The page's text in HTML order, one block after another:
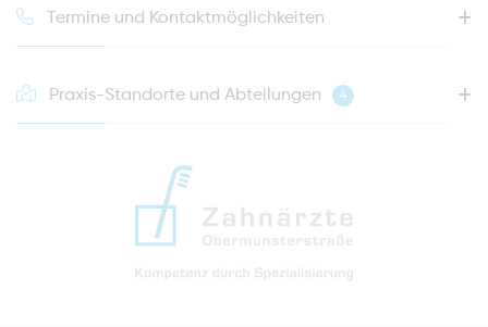
Termine und Kontaktmöglichkeiten
info@zahnaerzte-in-regensburg.de
Praxis-Standorte und Abteilungen 4